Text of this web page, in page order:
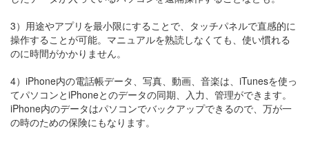
3）用途やアプリを最小限にすることで、タッチパネルで直感的に
操作することが可能。マニュアルを熟読しなくても、使い慣れる
のに時間がかかりません。
4）iPhone内の電話帳データ、写真、動画、音楽は、iTunesを使っ
てパソコンとiPhoneとのデータの同期、入力、管理ができます。
iPhone内のデータはパソコンでバックアップできるので、万が一
の時のための保険にもなります。